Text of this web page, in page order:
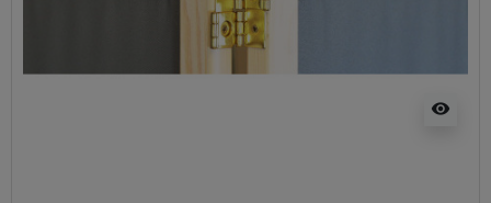
visibility